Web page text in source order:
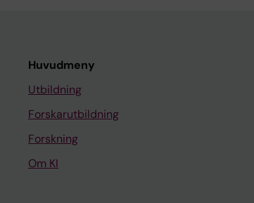
Huvudmeny
Utbildning
Forskarutbildning
Forskning
Om KI